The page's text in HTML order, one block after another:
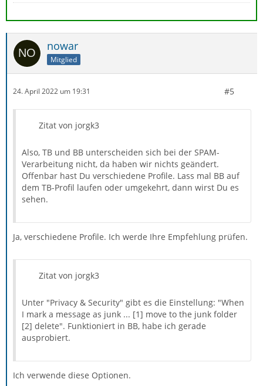
nowar
Mitglied
24. April 2022 um 19:31 #5
Zitat von jorgk3
Also, TB und BB unterscheiden sich bei der SPAM-
Verarbeitung nicht, da haben wir nichts geändert.
Offenbar hast Du verschiedene Profile. Lass mal BB auf
dem TB-Profil laufen oder umgekehrt, dann wirst Du es
sehen.
Ja, verschiedene Profile. Ich werde Ihre Empfehlung prüfen.
Zitat von jorgk3
Unter "Privacy & Security" gibt es die Einstellung: "When
I mark a message as junk ... [1] move to the junk folder
[2] delete". Funktioniert in BB, habe ich gerade
ausprobiert.
Ich verwende diese Optionen.